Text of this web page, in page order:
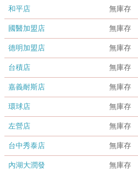
和平店 無庫存
國醫加盟店 無庫存
德明加盟店 無庫存
台積店 無庫存
嘉義耐斯店 無庫存
環球店 無庫存
左營店 無庫存
台中秀泰店 無庫存
內湖大潤發 無庫存